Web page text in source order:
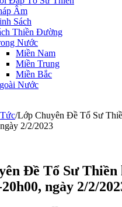
Âm
Sách
Thiền Đường
Nước
Miền Nam
Miền Trung
Miền Bắc
Nước
/Lớp Chuyên Đề Tổ Sư
2/2/2023
Đề Tổ Sư Thiền
ngày 2/2/